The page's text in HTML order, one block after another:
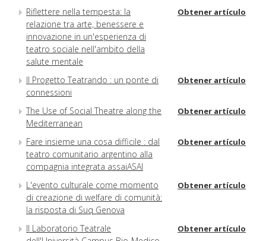
Riflettere nella tempesta: la
relazione tra arte, benessere e
innovazione in un'esperienza di
teatro sociale nell'ambito della
salute mentale
Obtener artículo
Il Progetto Teatrando : un ponte di
connessioni
Obtener artículo
The Use of Social Theatre along the
Mediterranean
Obtener artículo
Fare insieme una cosa difficile : dal
teatro comunitario argentino alla
compagnia integrata assaiASAI
Obtener artículo
L'evento culturale come momento
di creazione di welfare di comunità:
la risposta di Suq Genova
Obtener artículo
Il Laboratorio Teatrale
Obtener artículo